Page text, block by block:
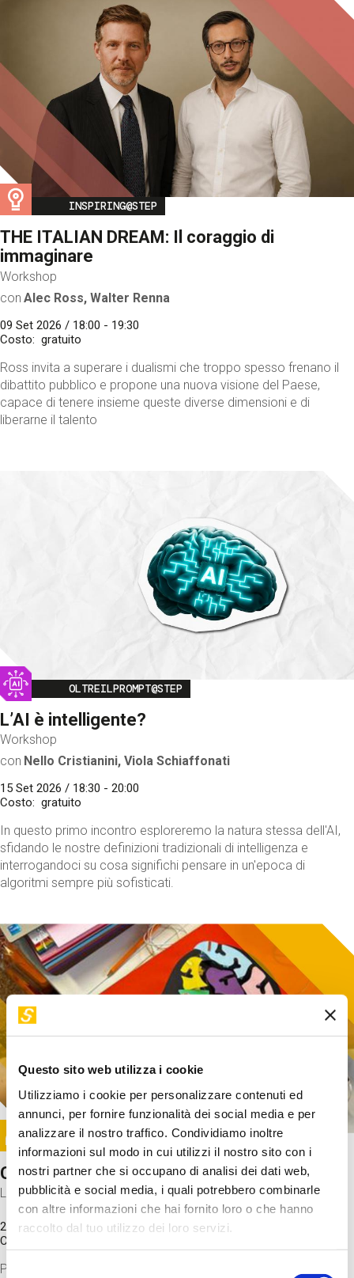
Questo sito web utilizza i cookie
Utilizziamo i cookie per personalizzare contenuti ed
annunci, per fornire funzionalità dei social media e per
analizzare il nostro traffico. Condividiamo inoltre
informazioni sul modo in cui utilizzi il nostro sito con i
nostri partner che si occupano di analisi dei dati web,
pubblicità e social media, i quali potrebbero combinarle
con altre informazioni che hai fornito loro o che hanno
raccolto dal tuo utilizzo dei loro servizi.
Selezione
Image
INSPIRING@STEP
THE ITALIAN DREAM: Il coraggio di
immaginare
Workshop
con Alec Ross, Walter Renna
09 Set 2026 / 18:00 - 19:30
Costo
gratuito
Ross invita a superare i dualismi che troppo spesso frenano il
dibattito pubblico e propone una nuova visione del Paese,
capace di tenere insieme queste diverse dimensioni e di
liberarne il talento
Image
OLTREILPROMPT@STEP
L’AI è intelligente?
Workshop
con Nello Cristianini, Viola Schiaffonati
15 Set 2026 / 18:30 - 20:00
Costo
gratuito
In questo primo incontro esploreremo la natura stessa dell'AI,
sfidando le nostre definizioni tradizionali di intelligenza e
interrogandoci su cosa significhi pensare in un'epoca di
algoritmi sempre più sofisticati.
Image
SUNDAY@STEP
Come funziona il cervello?
Laboratorio
20 Set 2026 / 11:15 - 13:00
Costo
Proveremo a costruire un cervello in cartoncino cercando di